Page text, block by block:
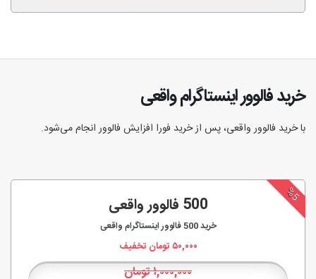
خرید فالوور اینستاگرام واقعی
با خرید فالوور واقعی، پس از خرید فورا افزایش فالوور انجام‌ می‌شود.
%5 500 فالوور واقعی
خرید500فالوور اینستاگرام واقعی
۵۰,۰۰۰تومان تخفیف
۱,۰۰۰,۰۰۰تومان